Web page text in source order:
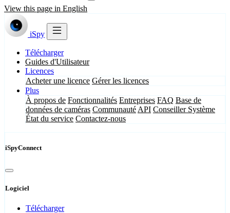
View this page in English
iSpy
Télécharger
Guides d'Utilisateur
Licences
Acheter une licence Gérer les licences
Plus
À propos de Fonctionnalités Entreprises FAQ Base de
données de caméras Communauté API Conseiller Système
État du service Contactez-nous
iSpyConnect
Logiciel
Télécharger